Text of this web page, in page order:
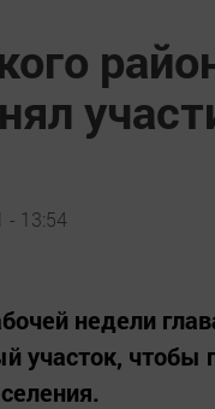
- 13:54
недели
участок, чтобы